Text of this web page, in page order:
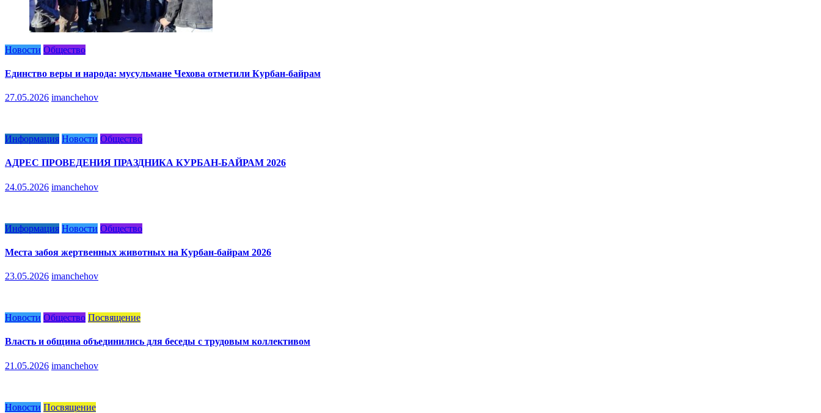
Новости Общество
Единство веры и народа: мусульмане Чехова отметили Курбан-байрам
27.05.2026 imanchehov
Информация Новости Общество
АДРЕС ПРОВЕДЕНИЯ ПРАЗДНИКА КУРБАН-БАЙРАМ 2026
24.05.2026 imanchehov
Информация Новости Общество
Места забоя жертвенных животных на Курбан-байрам 2026
23.05.2026 imanchehov
Новости Общество Посвящение
Власть и община объединились для беседы с трудовым коллективом
21.05.2026 imanchehov
Новости Посвящение